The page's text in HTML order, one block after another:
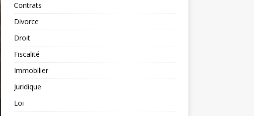
Contrats
Divorce
Droit
Fiscalité
Immobilier
Juridique
Loi